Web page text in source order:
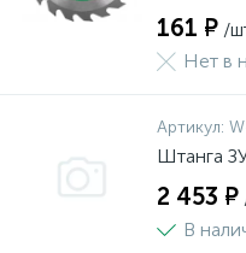
161 ₽ /
Нет в
Артикул:
Штанга
2 453 ₽
В